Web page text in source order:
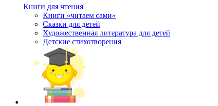
Книги для чтения
Книги «читаем сами»
Сказки для детей
Художественная литература для детей
Детские стихотворения